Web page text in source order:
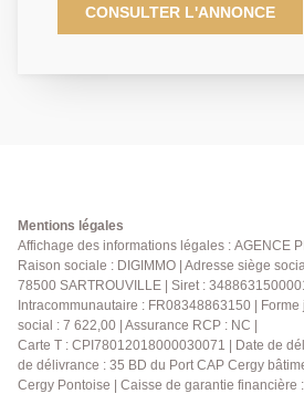
gare de Sartrouville, venez
2 pièces d'environ 43,31 m²,
locatif ou un pied-à-terre, ce bien
emplacement recherché et son
Emplacement rare - Accès rapide
Opportunité à saisir ! N'hésitez
dès maintenant au 01.39.13.12.21
d'informations ou pour
CONSULTER L'ANNONCE
Mentions légales
Affichage des informations légales : AGENCE
Raison sociale : DIGIMMO | Adresse siège
78500 SARTROUVILLE | Siret :
Intracommunautaire : FR08348863150 |
social : 7 622,00 | Assurance RCP : NC |
Carte T : CPI78012018000030071 | Date de
de délivrance : 35 BD du Port CAP Cergy
Cergy Pontoise | Caisse de garantie financière